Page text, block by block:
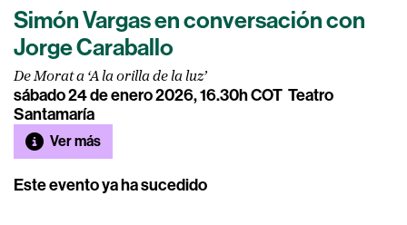
Simón Vargas en conversación con
Jorge Caraballo
De Morat a ‘A la orilla de la luz’
sábado 24 de enero 2026, 16.30h COT Teatro
Santamaría
Ver más
Este evento ya ha sucedido